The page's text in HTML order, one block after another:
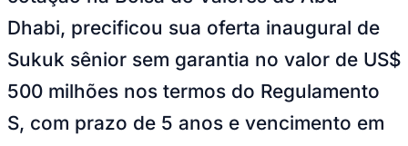
Anuncie no Portal
Guia de Empresas
Divulgar Vagas Novo
Negócios Regionais
Turismo
Segurança Regional
Dhabi, precificou sua oferta inaugural de
Sukuk sênior sem garantia no valor de US$
500 milhões nos termos do Regulamento
S, com prazo de 5 anos e vencimento em